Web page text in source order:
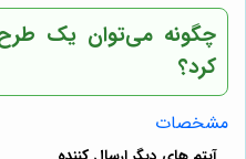
چگونه می‌توان یک
کرد؟
مشخصات